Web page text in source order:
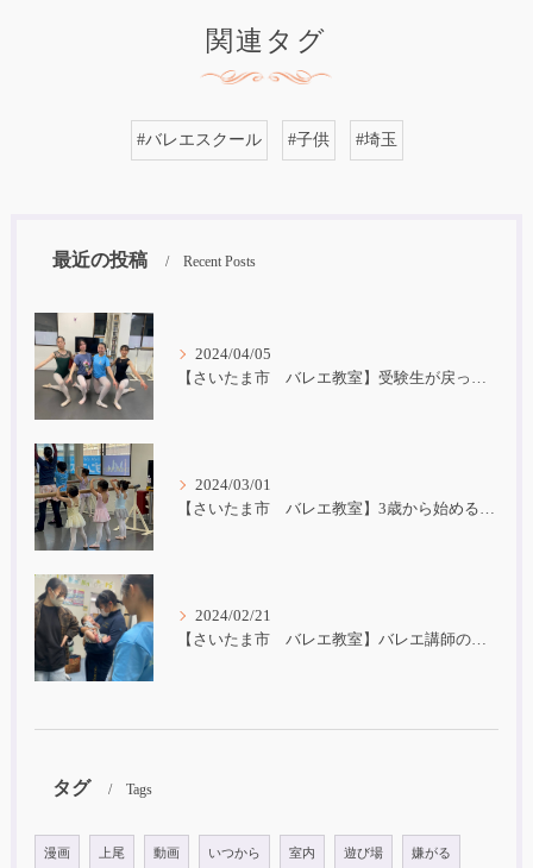
関連タグ
#バレエスクール #子供 #埼玉
最近の投稿 Recent Posts
2024/04/05
2024/03/01
2024/02/21
【さいたま市 バレエ教室】バレエ講師の子育て
タグ Tags
漫画 上尾 動画 いつから 室内 遊び場 嫌がる